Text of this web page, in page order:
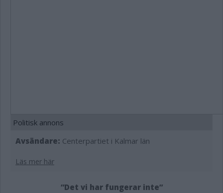
Politisk annons
Avsändare: Centerpartiet i Kalmar län
Läs mer här
”Det vi har fungerar inte”